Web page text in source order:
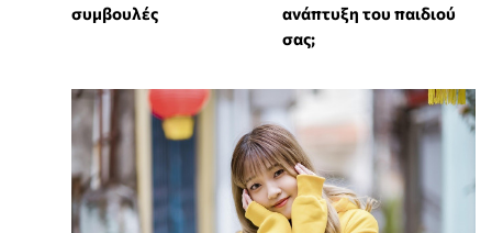
συμβουλές
ανάπτυξη του παιδιού
σας;